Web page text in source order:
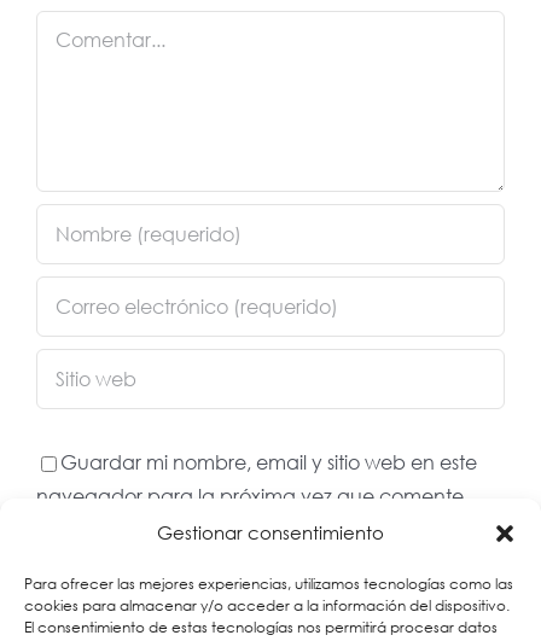
Gestionar consentimiento
Para ofrecer las mejores experiencias, utilizamos tecnologías como las
cookies para almacenar y/o acceder a la información del dispositivo.
El consentimiento de estas tecnologías nos permitirá procesar datos
Guardar mi nombre, email y sitio web en este
navegador para la próxima vez que comente.